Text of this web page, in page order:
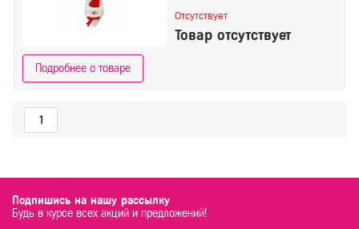
Отсутствует
Товар отсутствует
Подробнее о товаре
1
Подпишись на нашу рассылку
Будь в курсе всех акций и предложений!